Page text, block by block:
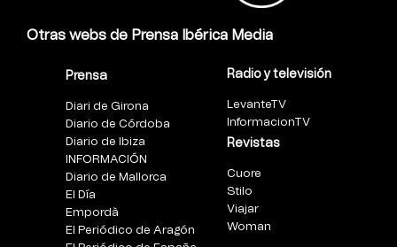
Otras webs de Prensa Ibérica Media
Prensa
Diari de Girona
Diario de Córdoba
Diario de Ibiza
INFORMACIÓN
Diario de Mallorca
El Día
Empordà
El Periódico de Aragón
Radio y televisión
LevanteTV
InformacionTV
Revistas
Cuore
Stilo
Viajar
Woman